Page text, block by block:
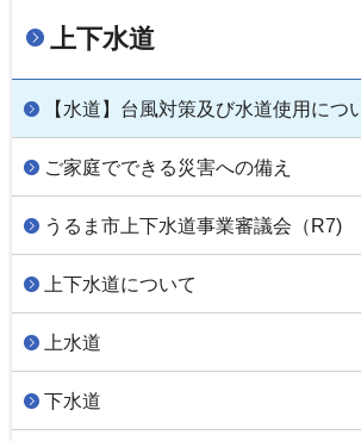
上下水道
【水道】台風対策及び水道使用につ
ご家庭でできる災害への備え
うるま市上下水道事業審議会（R7)
上下水道について
上水道
下水道